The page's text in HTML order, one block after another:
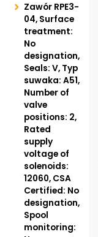
Zawór RPE3-
04, Surface
treatment:
No
designation,
Seals: V, Typ
suwaka: A51,
Number of
valve
positions: 2,
Rated
supply
voltage of
solenoids:
12060, CSA
Certified: No
designation,
Spool
monitoring: